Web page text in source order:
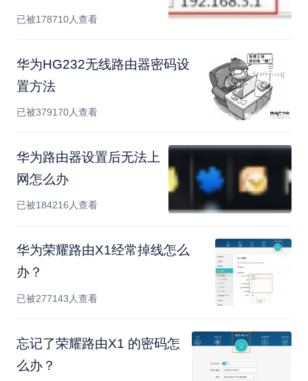
已被178710人查看
华为HG232无线路由器密码设
置方法
已被379170人查看
华为路由器设置后无法上
网怎么办
已被184216人查看
华为荣耀路由X1经常掉线怎么
办？
已被277143人查看
忘记了荣耀路由X1 的密码怎
么办？